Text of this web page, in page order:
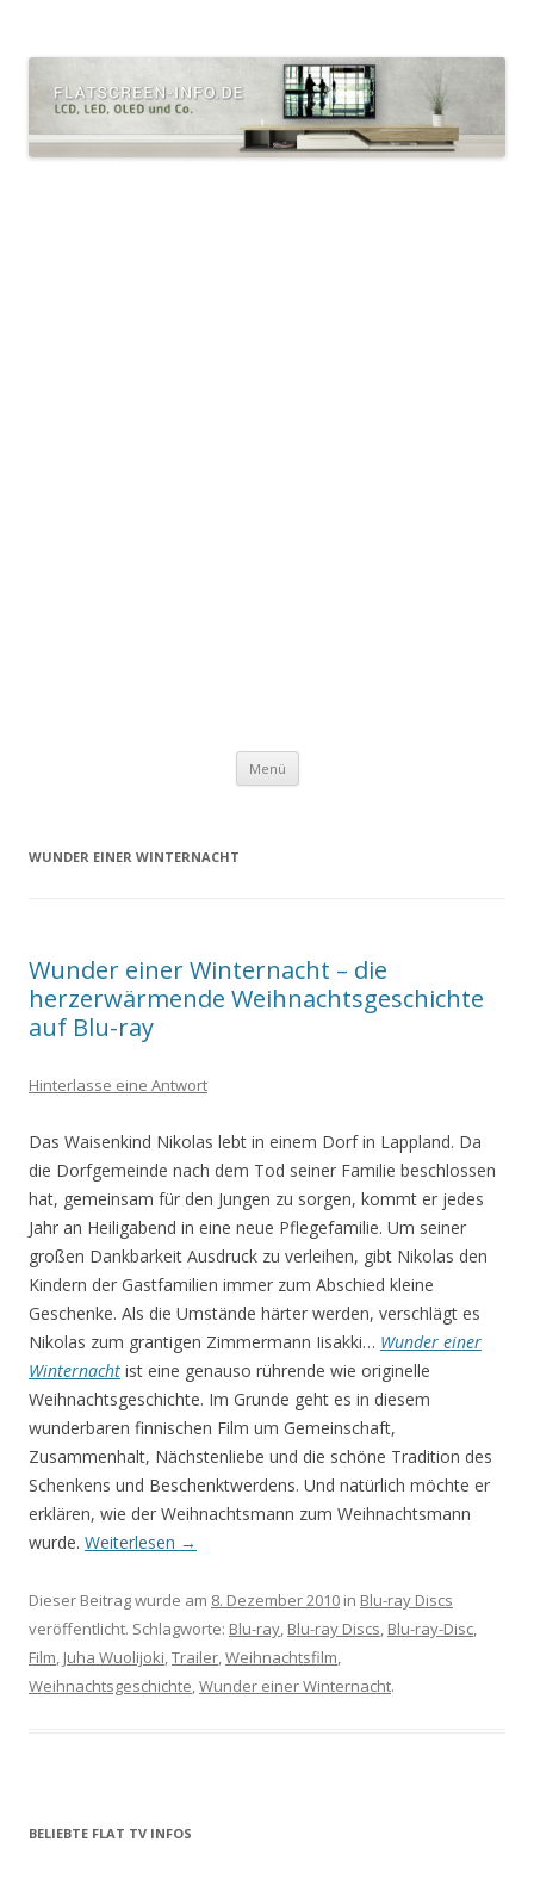
Menü Zum
WUNDER EINER WINTERNACHT
Wunder einer Winternacht – die
herzerwärmende Weihnachtsgeschichte
auf Blu-ray
Hinterlasse eine Antwort
Das Waisenkind Nikolas lebt in einem Dorf in Lappland. Da
die Dorfgemeinde nach dem Tod seiner Familie beschlossen
hat, gemeinsam für den Jungen zu sorgen, kommt er jedes
Jahr an Heiligabend in eine neue Pflegefamilie. Um seiner
großen Dankbarkeit Ausdruck zu verleihen, gibt Nikolas den
Kindern der Gastfamilien immer zum Abschied kleine
Geschenke. Als die Umstände härter werden, verschlägt es
Nikolas zum grantigen Zimmermann Iisakki… Wunder einer
Winternacht ist eine genauso rührende wie originelle
Weihnachtsgeschichte. Im Grunde geht es in diesem
wunderbaren finnischen Film um Gemeinschaft,
Zusammenhalt, Nächstenliebe und die schöne Tradition des
Schenkens und Beschenktwerdens. Und natürlich möchte er
erklären, wie der Weihnachtsmann zum Weihnachtsmann
wurde. Weiterlesen →
Dieser Beitrag wurde am 8. Dezember 2010 in Blu-ray Discs
veröffentlicht. Schlagworte: Blu-ray, Blu-ray Discs, Blu-ray-Disc,
Film, Juha Wuolijoki,Trailer,Weihnachtsfilm,
Weihnachtsgeschichte,Wunder einer Winternacht.
BELIEBTE FLAT TV INFOS